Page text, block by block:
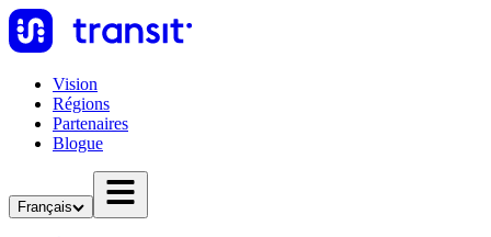
Vision
Régions
Partenaires
Blogue
Français